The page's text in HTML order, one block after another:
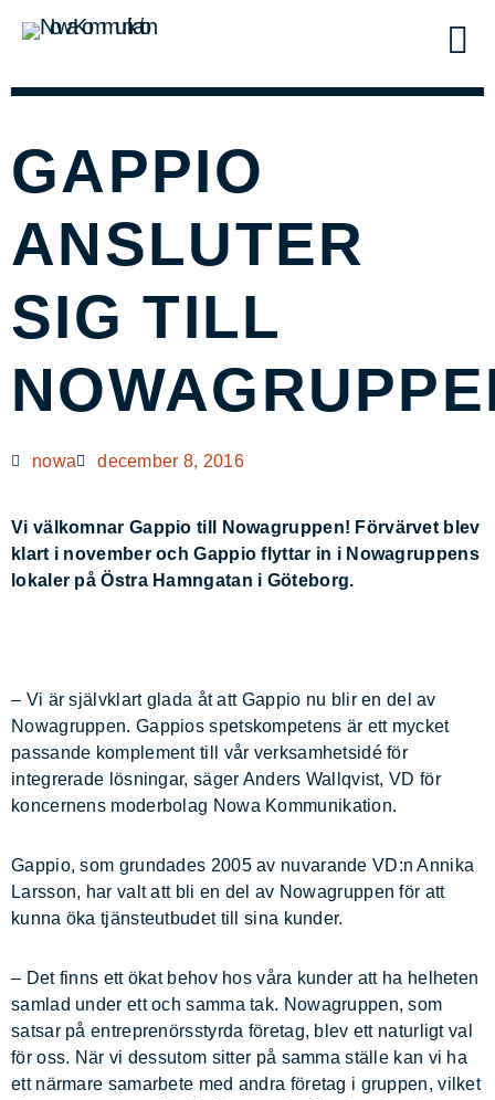
GAPPIO
ANSLUTER
SIG TILL
nowa december 8, 2016
Vi välkomnar Gappio till Nowagruppen! Förvärvet blev
klart i november och Gappio flyttar in i Nowagruppens
lokaler på Östra Hamngatan i Göteborg.
– Vi är självklart glada åt att Gappio nu blir en del av
Nowagruppen. Gappios spetskompetens är ett mycket
passande komplement till vår verksamhetsidé för
integrerade lösningar, säger Anders Wallqvist, VD för
koncernens moderbolag Nowa Kommunikation.
Gappio, som grundades 2005 av nuvarande VD:n Annika
Larsson, har valt att bli en del av Nowagruppen för att
kunna öka tjänsteutbudet till sina kunder.
– Det finns ett ökat behov hos våra kunder att ha helheten
samlad under ett och samma tak. Nowagruppen, som
satsar på entreprenörsstyrda företag, blev ett naturligt val
för oss. När vi dessutom sitter på samma ställe kan vi ha
ett närmare samarbete med andra företag i gruppen, vilket